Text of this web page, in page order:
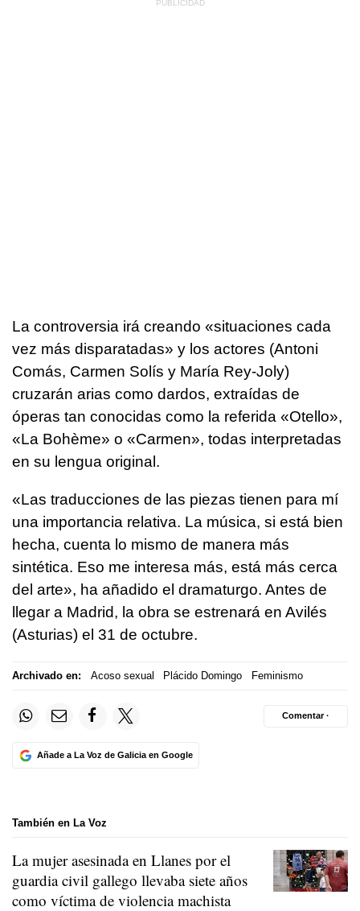
La controversia irá creando «situaciones cada
vez más disparatadas» y los actores (Antoni
Comás, Carmen Solís y María Rey-Joly)
cruzarán arias como dardos, extraídas de
óperas tan conocidas como la referida «Otello»,
«La Bohème» o «Carmen», todas interpretadas
en su lengua original.
«Las traducciones de las piezas tienen para mí
una importancia relativa. La música, si está bien
hecha, cuenta lo mismo de manera más
sintética. Eso me interesa más, está más cerca
del arte», ha añadido el dramaturgo. Antes de
llegar a Madrid, la obra se estrenará en Avilés
(Asturias) el 31 de octubre.
Archivado en: Acoso sexual Plácido Domingo Feminismo
Añade a La Voz de Galicia en Google
Comentar ·
También en La Voz
La mujer asesinada en Llanes por el
guardia civil gallego llevaba siete años
como víctima de violencia machista